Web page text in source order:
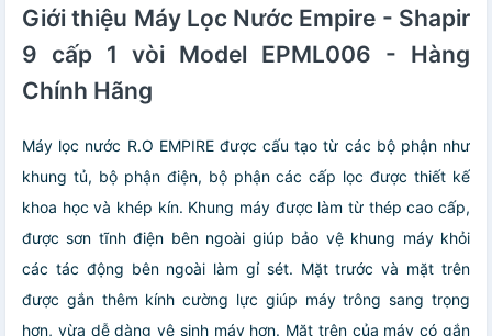
Giới thiệu Máy Lọc Nước Empire - Shapir
9 cấp 1 vòi Model EPML006 - Hàng
Chính Hãng
Máy lọc nước R.O EMPIRE được cấu tạo từ các bộ phận như
khung tủ, bộ phận điện, bộ phận các cấp lọc được thiết kế
khoa học và khép kín. Khung máy được làm từ thép cao cấp,
được sơn tĩnh điện bên ngoài giúp bảo vệ khung máy khỏi
các tác động bên ngoài làm gỉ sét. Mặt trước và mặt trên
được gắn thêm kính cường lực giúp máy trông sang trọng
hơn, vừa dễ dàng vệ sinh máy hơn. Mặt trên của máy có gắn